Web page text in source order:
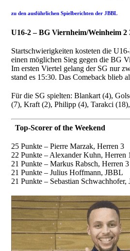
zu den ausführlichen Spielberichten der JBBL
U16-2 – BG Viernheim/Weinheim 2
Startschwierigkeiten kosteten die
einen möglichen Sieg gegen die BG
Im ersten Viertel gelang der SG nur
stand es 15:30. Das Comeback blieb
Für die SG spielten: Blankart (4),
(7), Kraft (2), Philipp (4), Tarakci
Top-Scorer of the Weekend
25 Punkte – Pierre Marzak, Herren 3
22 Punkte – Alexander Kuhn, Herren 1
21 Punkte – Markus Rabsch, Herren 3
21 Punkte – Julius Hoffmann, JBBL
21 Punkte – Sebastian Schwachhofer,